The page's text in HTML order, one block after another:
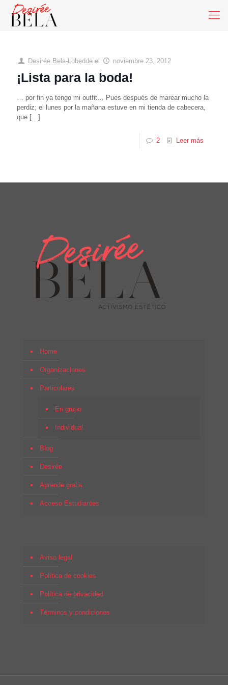
Desirée Bela-Lobedde el noviembre 23, 2012
¡Lista para la boda!
… por fin ya tengo mi outfit… Pues después de marear mucho la
perdiz; el lunes por la mañana estuve en mi tienda de cabecera,
que […]
2 Leer más
Home
Organizaciones
Particulares
En grupo
Individual
Blog
Desirée
Aprende gratis
Acceso Estudiantes
Aviso legal
Política de cookies
Política de privacidad
Términos y condiciones